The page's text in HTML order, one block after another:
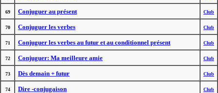
69 Conjuguer au présent Club
70 Conjuguer les verbes Club
71 Conjuguer les verbes au futur et au conditionnel présent Club
72 Conjuguer: Ma meilleure amie Club
73 Dès demain + futur Club
74 Dire -conjugaison Club